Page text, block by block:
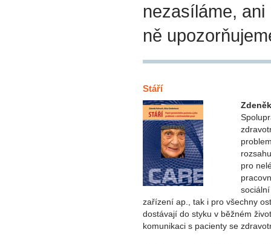
nezasíláme,
ně
Stáří
pro
zařízení ap., tak i pro všechny
dostávají do styku v běžném
komunikaci s pacienty se